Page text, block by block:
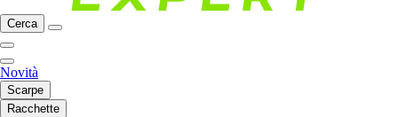
Cerca
Novità
Scarpe
Racchette